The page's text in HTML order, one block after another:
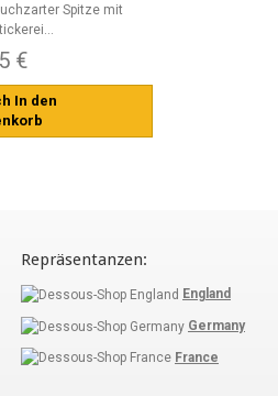
Spitze mit
€
In den
Repräsentanzen:
England
Germany
France